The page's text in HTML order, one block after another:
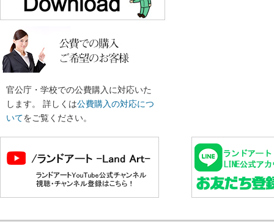
官公庁・学校での公費購入に対応いた
します。 詳しくは公費購入の対応につ
いてをご覧ください。